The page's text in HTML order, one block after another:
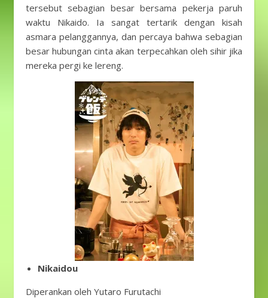
tersebut sebagian besar bersama pekerja paruh
waktu Nikaido. Ia sangat tertarik dengan kisah
asmara pelanggannya, dan percaya bahwa sebagian
besar hubungan cinta akan terpecahkan oleh sihir jika
mereka pergi ke lereng.
Nikaidou
Diperankan oleh Yutaro Furutachi